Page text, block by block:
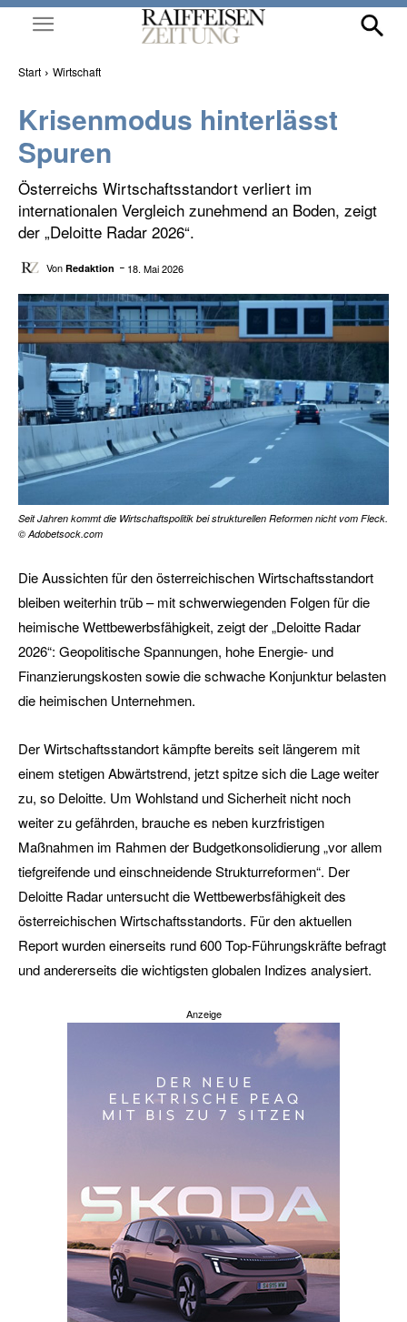
Start Wirtschaft
Krisenmodus hinterlässt
Spuren
Österreichs Wirtschaftsstandort verliert im
internationalen Vergleich zunehmend an Boden, zeigt
der „Deloitte Radar 2026“.
Von Redaktion 18. Mai 2026
Seit Jahren kommt die Wirtschaftspolitik bei strukturellen Reformen nicht vom Fleck.
© Adobetsock.com
Die Aussichten für den österreichischen Wirtschaftsstandort
bleiben weiterhin trüb – mit schwerwiegenden Folgen für die
heimische Wettbewerbsfähigkeit, zeigt der „Deloitte Radar
2026“: Geopolitische Spannungen, hohe Energie- und
Finanzierungskosten sowie die schwache Konjunktur belasten
die heimischen Unternehmen.
Der Wirtschaftsstandort kämpfte bereits seit längerem mit
einem stetigen Abwärtstrend, jetzt spitze sich die Lage weiter
zu, so Deloitte. Um Wohlstand und Sicherheit nicht noch
weiter zu gefährden, brauche es neben kurzfristigen
Maßnahmen im Rahmen der Budgetkonsolidierung „vor allem
tiefgreifende und einschneidende Strukturreformen“. Der
Deloitte Radar untersucht die Wettbewerbsfähigkeit des
österreichischen Wirtschaftsstandorts. Für den aktuellen
Report wurden einerseits rund 600 Top-Führungskräfte befragt
und andererseits die wichtigsten globalen Indizes analysiert.
Anzeige